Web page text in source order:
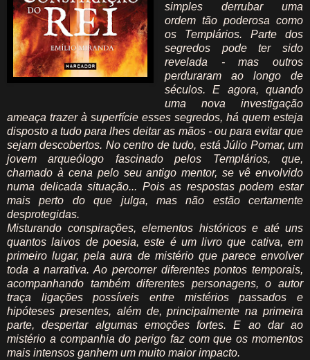
simples derrubar uma
ordem tão poderosa como
os Templários. Parte dos
segredos pode ter sido
revelada - mas outros
perduraram ao longo de
séculos. E agora, quando
uma nova investigação
ameaça trazer à superfície esses segredos, há quem esteja
disposto a tudo para lhes deitar as mãos - ou para evitar que
sejam descobertos. No centro de tudo, está Júlio Pomar, um
jovem arqueólogo fascinado pelos Templários, que,
chamado à cena pelo seu antigo mentor, se vê envolvido
numa delicada situação... Pois as respostas podem estar
mais perto do que julga, mas não estão certamente
desprotegidas.
Misturando conspirações, elementos históricos e até uns
quantos laivos de poesia, este é um livro que cativa, em
primeiro lugar, pela aura de mistério que parece envolver
toda a narrativa. Ao percorrer diferentes pontos temporais,
acompanhando também diferentes personagens, o autor
traça ligações possíveis entre mistérios passados e
hipóteses presentes, além de, principalmente na primeira
parte, despertar algumas emoções fortes. E ao dar ao
mistério a companhia do perigo faz com que os momentos
mais intensos ganhem um muito maior impacto.